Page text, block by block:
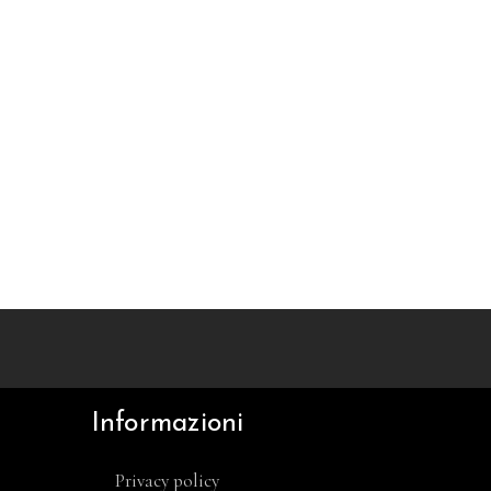
Informazioni
Privacy policy